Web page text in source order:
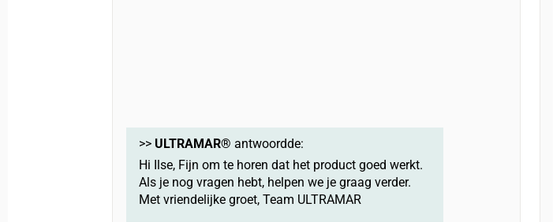
>> ULTRAMAR® antwoordde:
Hi Ilse, Fijn om te horen dat het product goed werkt.
Als je nog vragen hebt, helpen we je graag verder.
Met vriendelijke groet, Team ULTRAMAR